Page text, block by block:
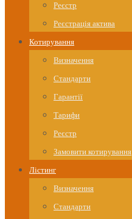
Реєстр
Реєстрація актива
Котирування
Визначення
Стандарти
Гарантії
Тарифи
Реєстр
Замовити котирування
Лістинг
Визначення
Стандарти